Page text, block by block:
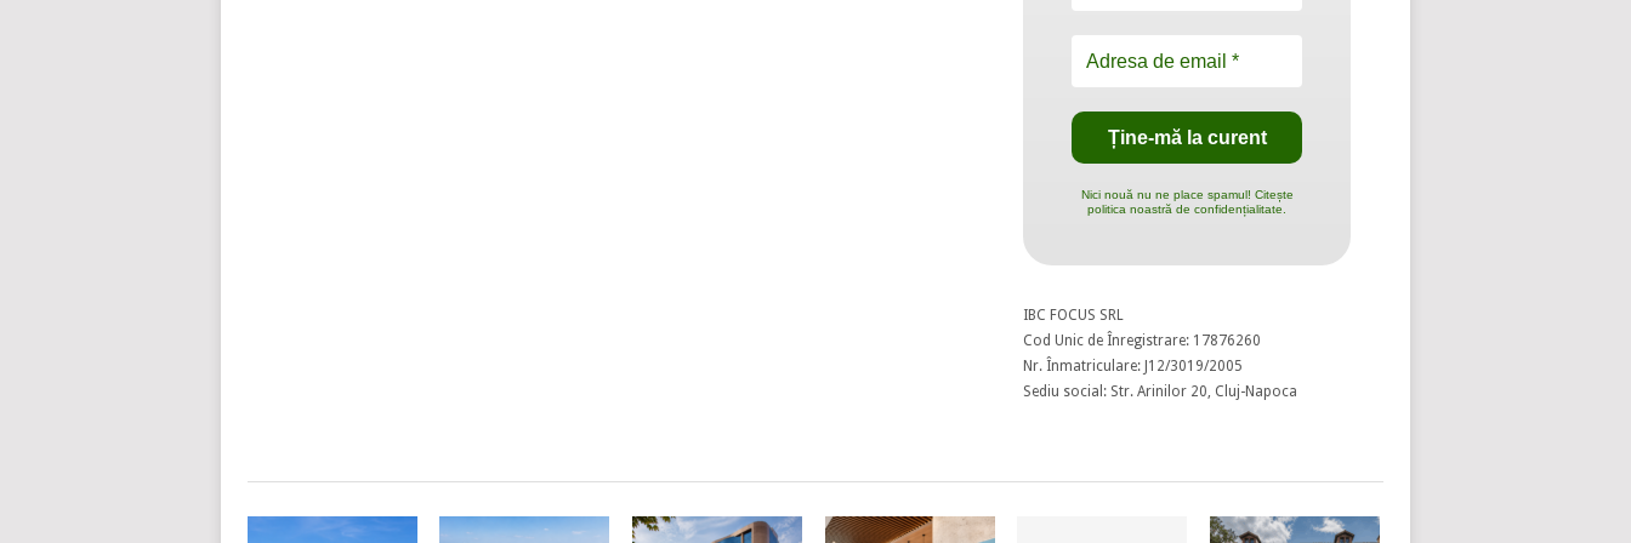
Nici nouă nu ne place spamul! Citește
politica noastră de confidențialitate.
IBC FOCUS SRL
Cod Unic de Înregistrare: 17876260
Nr. Înmatriculare: J12/3019/2005
Sediu social: Str. Arinilor 20, Cluj-Napoca